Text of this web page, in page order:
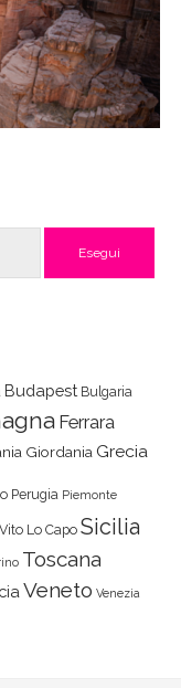
Budapest Bulgaria
Ferrara
Giordania Grecia
Perugia Piemonte
Lo Capo Sicilia
Toscana
Veneto Venezia